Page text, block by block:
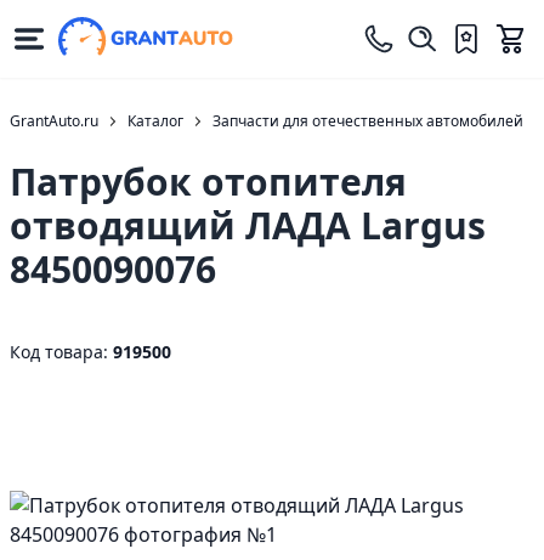
GrantAuto.ru Каталог Запчасти для отечественных автомобилей
Патрубок отопителя
отводящий ЛАДА Largus
8450090076
Код товара: 919500